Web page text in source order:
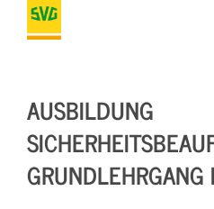
AUSBILDUNG